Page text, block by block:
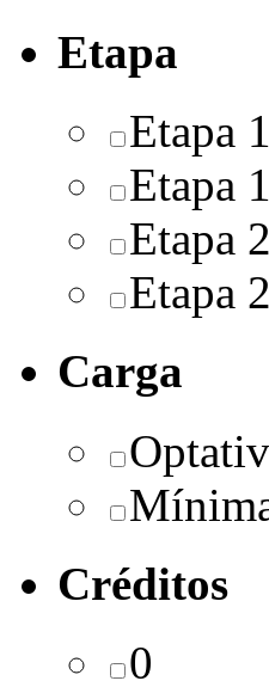
Etapa
Etapa
Etapa
Etapa
Etapa
Carga
Créditos
0